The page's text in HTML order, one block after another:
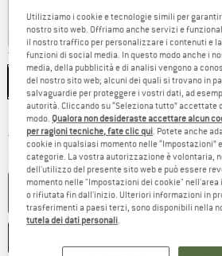
30% 30% 45%
Taglia:XS
XS S M L XL
Guida alle taglie
Tempi di consegna: 3-5 giorni lavorativiIl link
Quantità:
NEL
Utilizziamo i cookie e tecnologie simili per
nostro sito web. Offriamo anche servizi e
il nostro traffico per personalizzare i contenuti e
funzioni di social media. In questo modo anche i
media, della pubblicità e di analisi vengono a
del nostro sito web; alcuni dei quali si trovano in
salvaguardie per proteggere i vostri dati, ad
autorità. Cliccando su “Seleziona tutto” accettate
modo. Qualora non desideraste accettare alcun
per ragioni tecniche, fate clic qui. Potete anche
cookie in qualsiasi momento nelle “Impostazioni”
categorie. La vostra autorizzazione è volontaria,
dell'utilizzo del presente sito web e può essere
momento nelle "Impostazioni dei cookie"
o rifiutata fin dall'inizio. Ulteriori informazioni in
trasferimenti a paesi terzi, sono disponibili nella
tutela dei dati personali.